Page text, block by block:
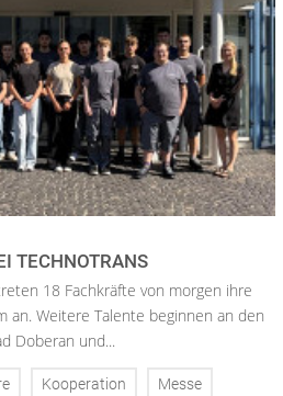
TECHNOTRANS
18 Fachkräfte von morgen ihre
an. Weitere Talente beginnen an den
Doberan und...
Kooperation Messe